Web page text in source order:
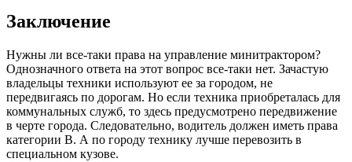
Заключение
Нужны ли все-таки права на управление минитрактором?
Однозначного ответа на этот вопрос все-таки нет. Зачастую
владельцы техники используют ее за городом, не
передвигаясь по дорогам. Но если техника приобреталась для
коммунальных служб, то здесь предусмотрено передвижение
в черте города. Следовательно, водитель должен иметь права
категории В. А по городу технику лучше перевозить в
специальном кузове.